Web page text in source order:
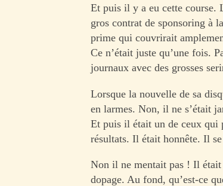
Et puis il y a eu cette course.
gros contrat de sponsoring à
prime qui couvrirait
Ce n’était juste qu’une fois.
journaux avec des grosses
Lorsque la nouvelle de sa
en larmes. Non, il ne s’était
Et puis il était un de ceux qui
résultats. Il était honnête. Il
Non il ne mentait pas ! Il était
dopage. Au fond, qu’est-ce